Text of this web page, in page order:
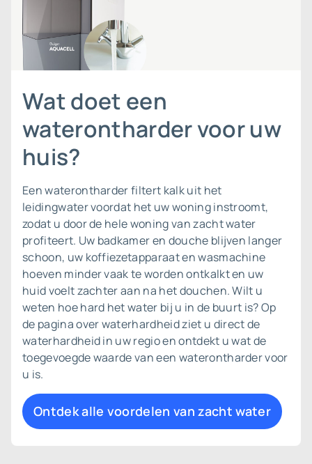
Wat doet een
waterontharder voor uw
huis?
Een waterontharder filtert kalk uit het
leidingwater voordat het uw woning instroomt,
zodat u door de hele woning van zacht water
profiteert. Uw badkamer en douche blijven langer
schoon, uw koffiezetapparaat en wasmachine
hoeven minder vaak te worden ontkalkt en uw
huid voelt zachter aan na het douchen. Wilt u
weten hoe hard het water bij u in de buurt is? Op
de pagina overwaterhardheidziet u direct de
waterhardheid in uw regio en ontdekt u wat de
toegevoegde waarde van een waterontharder voor
u is.
Ontdek alle voordelen van zacht water